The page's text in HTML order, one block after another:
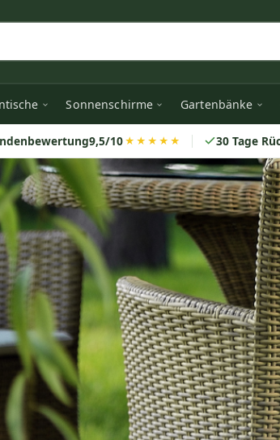
Sonnenschirme Gartenbänke
9,5/10★★★★★ 30 Tage